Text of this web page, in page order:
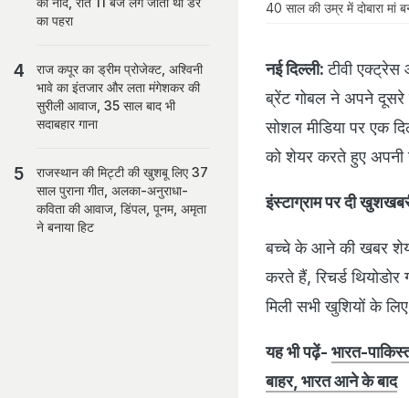
40 साल की उम्र में दोबारा मां
नई दिल्ली: टीवी
ब्रेंट गोबल ने अपने दूसरे
सोशल मीडिया पर एक
को शेयर करते हुए अपनी
इंस्टाग्राम पर दी
बच्चे के आने की खबर
करते हैं, रिचर्ड
मिली सभी खुशियों के
यह भी पढ़ें- भारत-
बाहर, भारत आने के बाद
का पहरा
राज कपूर का ड्रीम प्रोजेक्ट, अश्विनी
भावे का इंतजार और लता मंगेशकर की
सुरीली आवाज, 35 साल बाद भी
सदाबहार गाना
राजस्थान की मिट्टी की खुशबू लिए 37
साल पुराना गीत, अलका-अनुराधा-
कविता की आवाज, डिंपल, पूनम, अमृता
ने बनाया हिट